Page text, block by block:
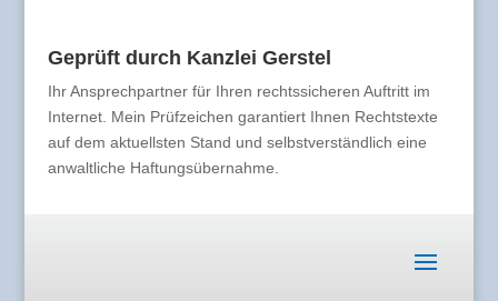
Geprüft durch Kanzlei Gerstel
Ihr Ansprechpartner für Ihren rechtssicheren Auftritt im
Internet. Mein Prüfzeichen garantiert Ihnen Rechtstexte
auf dem aktuellsten Stand und selbstverständlich eine
anwaltliche Haftungsübernahme.